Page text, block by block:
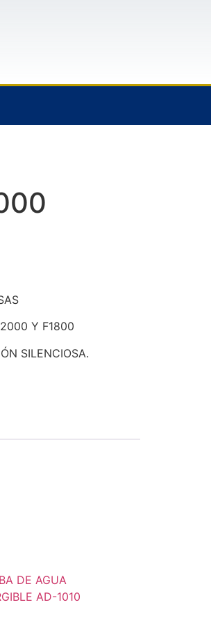
Y F1800
SILENCIOSA.